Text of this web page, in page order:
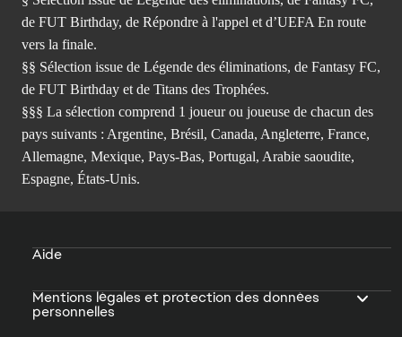
de FUT Birthday, de Répondre à l'appel et d’UEFA En route
vers la finale.
§§ Sélection issue de Légende des éliminations, de Fantasy FC,
de FUT Birthday et de Titans des Trophées.
§§§ La sélection comprend 1 joueur ou joueuse de chacun des
pays suivants : Argentine, Brésil, Canada, Angleterre, France,
Allemagne, Mexique, Pays-Bas, Portugal, Arabie saoudite,
Espagne, États-Unis.
Aide
Mentions légales et protection des données
personnelles